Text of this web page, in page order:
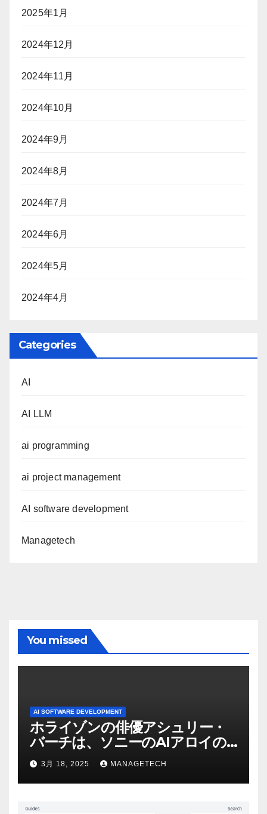
2025年1月
2024年12月
2024年11月
2024年10月
2024年9月
2024年8月
2024年7月
2024年6月
2024年5月
2024年4月
Categories
AI
AI LLM
ai programming
ai project management
AI software development
Managetech
You missed
AI SOFTWARE DEVELOPMENT
ホライゾンの俳優アシュリー・
バーチは、ソニーのAIアロイの
ビデオを見て「ゲームパフォー
マンスという芸術形式に不安を
感じた」と語る – IGN
3月 18, 2025 MANAGETECH